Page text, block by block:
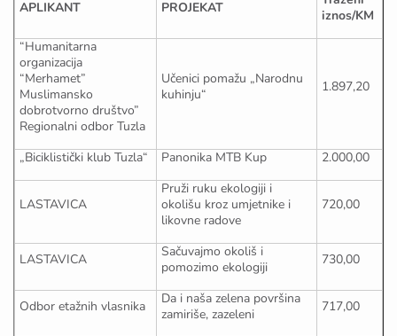
APLIKANT PROJEKAT
iznos/KM
“Humanitarna
organizacija
“Merhamet”
Muslimansko
dobrotvorno društvo”
Regionalni odbor Tuzla
Učenici pomažu „Narodnu
kuhinju“
1.897,20
„Biciklistički klub Tuzla“ Panonika MTB Kup 2.000,00
LASTAVICA
Pruži ruku ekologiji i
okolišu kroz umjetnike i
likovne radove
720,00
LASTAVICA
Sačuvajmo okoliš i
pomozimo ekologiji
730,00
Odbor etažnih vlasnika
Da i naša zelena površina
zamiriše, zazeleni
717,00